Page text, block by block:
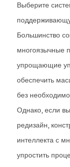
Выберите
Большинство
многоязычные
упрощающие
обеспечить
без
Однако, если
редизайн,
интеллекта с
упростить